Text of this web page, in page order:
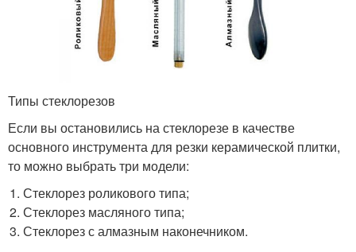
Типы стеклорезов
Если вы остановились на стеклорезе в качестве
основного инструмента для резки керамической плитки,
то можно выбрать три модели:
Стеклорез роликового типа;
Стеклорез масляного типа;
Стеклорез с алмазным наконечником.